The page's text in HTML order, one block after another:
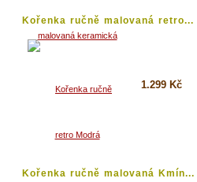
Kořenka ručně malovaná retro...
1.299 Kč
Kořenka ručně malovaná Kmín...